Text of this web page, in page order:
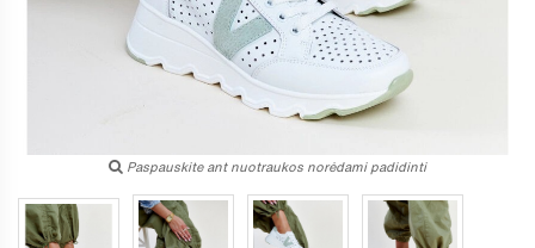
Paspauskite ant nuotraukos norėdami padidinti